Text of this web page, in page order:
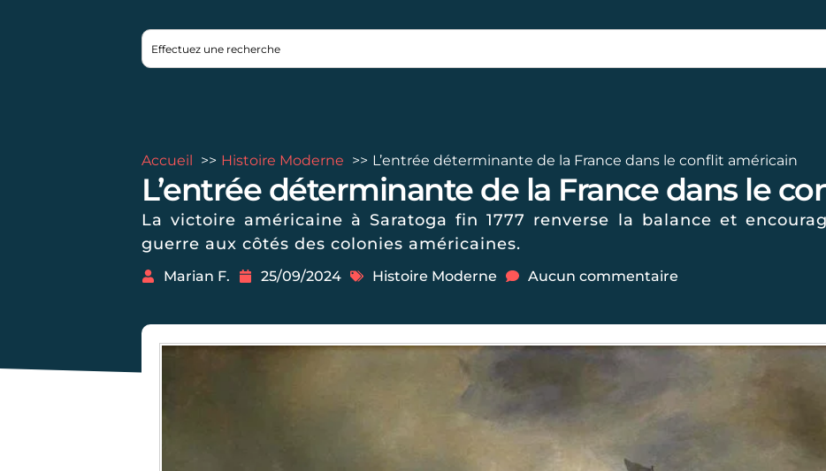
Accueil Histoire Moderne L’entrée déterminante de la France dans le conflit américain
L’entrée déterminante de la France dans le
La victoire américaine à Saratoga fin 1777 renverse la balance et
guerre aux côtés des colonies américaines.
Marian F. 25/09/2024 Histoire Moderne Aucun commentaire